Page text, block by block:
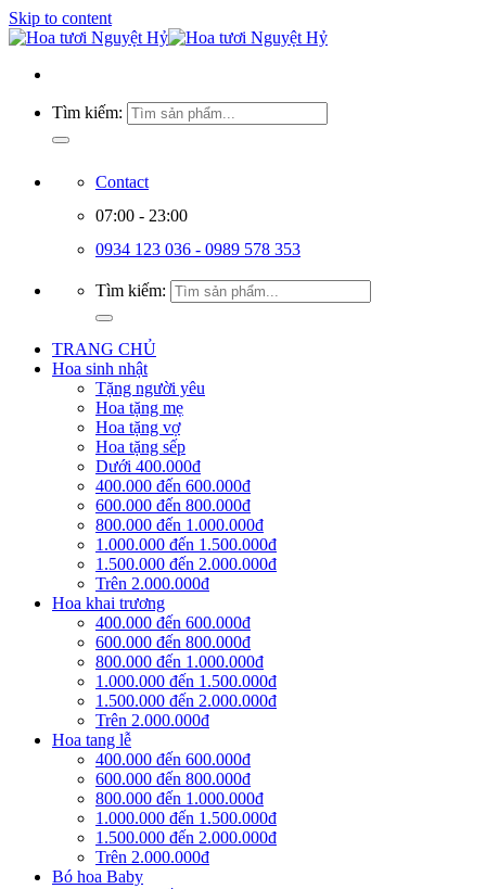
Skip to content
Tìm kiếm:
Contact
07:00 - 23:00
0934 123 036 - 0989 578 353
Tìm kiếm:
TRANG CHỦ
Hoa sinh nhật
Tặng người yêu
Hoa tặng mẹ
Hoa tặng vợ
Hoa tặng sếp
Dưới 400.000đ
400.000 đến 600.000đ
600.000 đến 800.000đ
800.000 đến 1.000.000đ
1.000.000 đến 1.500.000đ
1.500.000 đến 2.000.000đ
Trên 2.000.000đ
Hoa khai trương
400.000 đến 600.000đ
600.000 đến 800.000đ
800.000 đến 1.000.000đ
1.000.000 đến 1.500.000đ
1.500.000 đến 2.000.000đ
Trên 2.000.000đ
Hoa tang lễ
400.000 đến 600.000đ
600.000 đến 800.000đ
800.000 đến 1.000.000đ
1.000.000 đến 1.500.000đ
1.500.000 đến 2.000.000đ
Trên 2.000.000đ
Bó hoa Baby